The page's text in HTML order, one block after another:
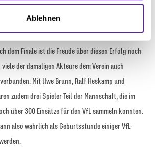
und Analysen weiter. Unsere
Informationen möglicherweise mit
die Sie ihnen bereitgestellt
Ablehnen
des VfL, im Neumarkt-Tunnel den Titel noch
sich Flottmann.
dem Finale ist die Freude über diesen Erfolg noch
der damaligen Akteure dem Verein auch
Mit Uwe Brunn, Ralf Heskamp und
zudem drei Spieler Teil der Mannschaft, die im
über 300 Einsätze für den VfL sammeln konnten.
also wahrlich als Geburtsstunde einiger VfL-